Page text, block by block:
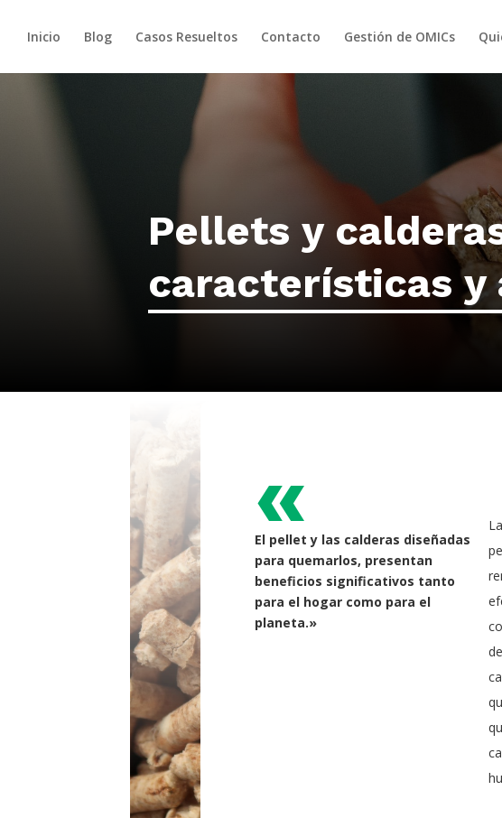
Inicio Blog Casos Resueltos Contacto Gestión de OMICs
Pellets y
características y
«
El pellet y las calderas diseñadas
para quemarlos, presentan
beneficios significativos tanto
para el hogar como para el
planeta.»